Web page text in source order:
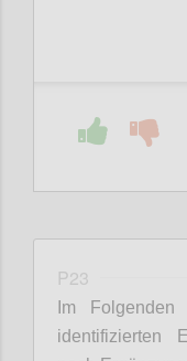
P23
Im
identifizierten